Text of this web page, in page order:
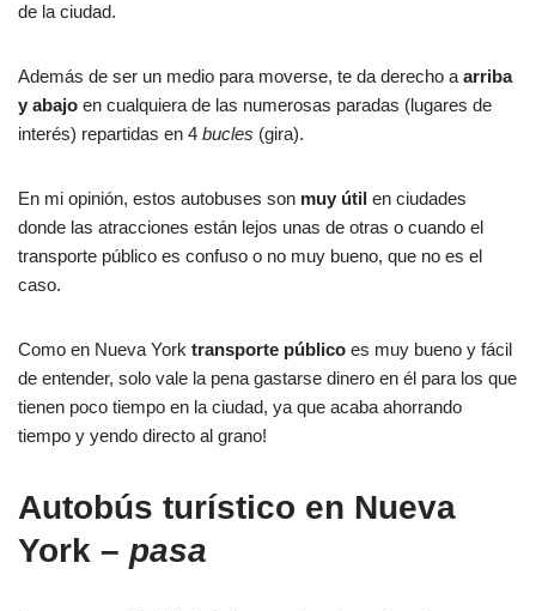
de la ciudad.
Además de ser un medio para moverse, te da derecho a arriba
y abajo en cualquiera de las numerosas paradas (lugares de
interés) repartidas en 4 bucles (gira).
En mi opinión, estos autobuses son muy útil en ciudades
donde las atracciones están lejos unas de otras o cuando el
transporte público es confuso o no muy bueno, que no es el
caso.
Como en Nueva York transporte público es muy bueno y fácil
de entender, solo vale la pena gastarse dinero en él para los que
tienen poco tiempo en la ciudad, ya que acaba ahorrando
tiempo y yendo directo al grano!
Autobús turístico en Nueva
York – pasa